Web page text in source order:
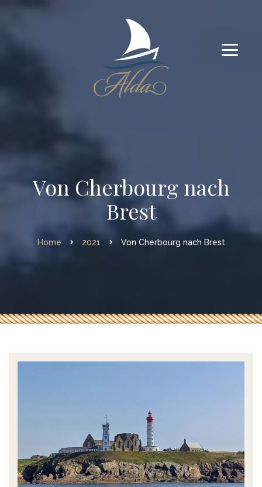
Von Cherbourg nach
Brest
Home 2021 Von Cherbourg nach Brest